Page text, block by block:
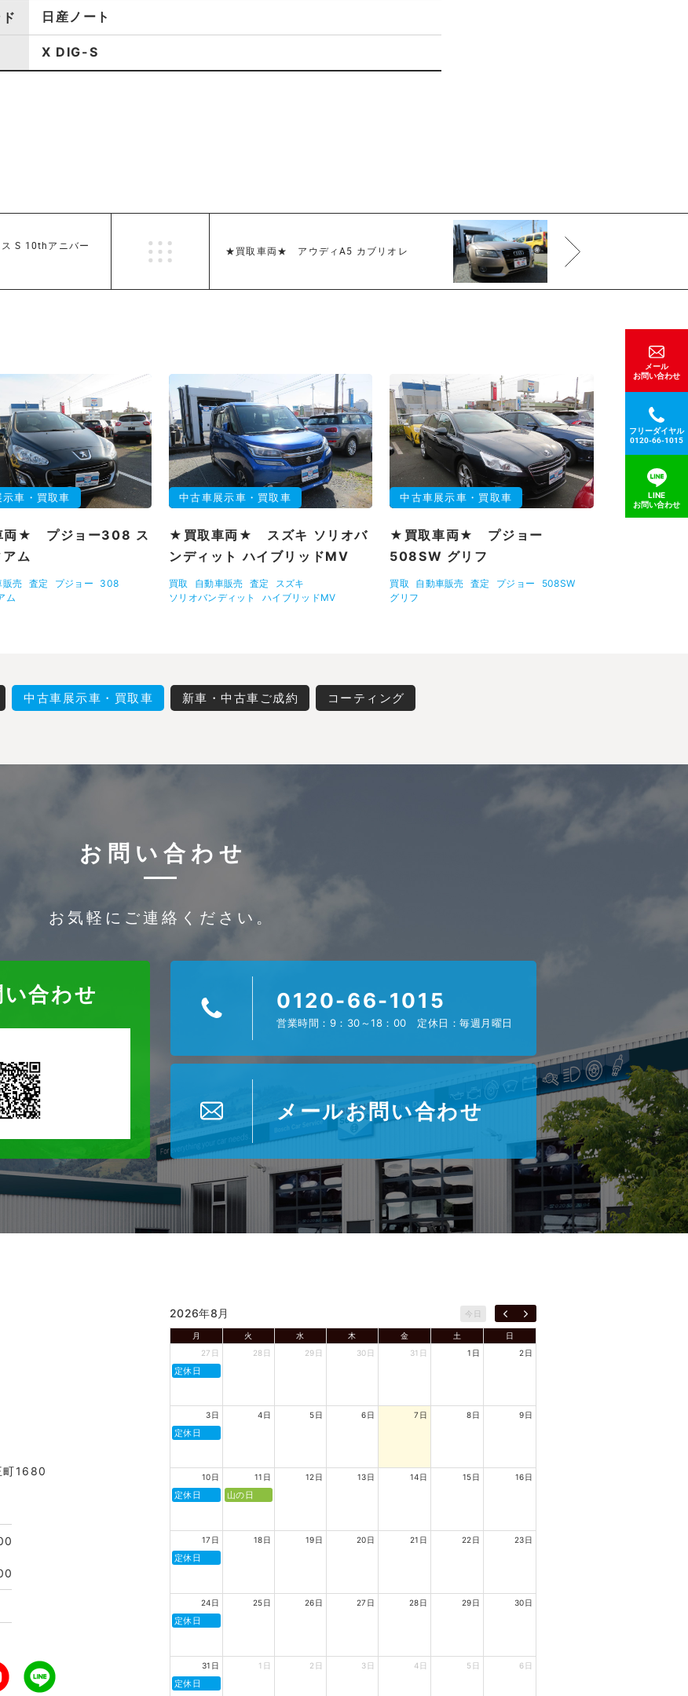
メール
お問い合わせ
フリーダイヤル
0120-66-1015
LINE
お問い合わせ
日産ノート
X DIG-S
S 10thアニバー
★買取車両★ アウディA5 カブリオレ
車・買取車
両★ プジョー308 ス
ム
販売 査定 プジョー
308
ム
中古車展示車・買取車
★買取車両★ スズキ ソリオバ
ンディット ハイブリッドMV
買取 自動車販売 査定
スズキ
ソリオバンディット
ハイブリッドMV
中古車展示車・買取車
★買取車両★ プジョー
508SW グリフ
買取 自動車販売 査定 プジョー
508SW
グリフ
中古車展示車・買取車 新車・中古車ご成約 コーティング
お問い合わせ
お気軽にご連絡ください。
合わせ 0120-66-1015
営業時間：9：30～18：00 定休日：毎週月曜日
メールお問い合わせ
1680
2026年8月 今日
月 火 水 木 金 土
日
27日
定休日
28日 29日 30日 31日 1日 2日
3日
定休日
4日 5日 6日 7日 8日 9日
10日
定休日
11日
山の日
12日 13日 14日 15日 16日
17日
定休日
18日 19日 20日 21日 22日 23日
24日
定休日
25日 26日 27日 28日 29日 30日
31日
定休日
1日 2日 3日 4日 5日 6日